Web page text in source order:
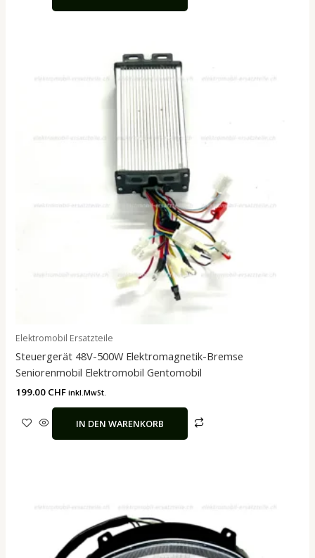
Elektromobil Ersatzteile
Steuergerät 48V-500W Elektromagnetik-Bremse
Seniorenmobil Elektromobil Gentomobil
199.00 CHF inkl.MwSt.
IN DEN WARENKORB